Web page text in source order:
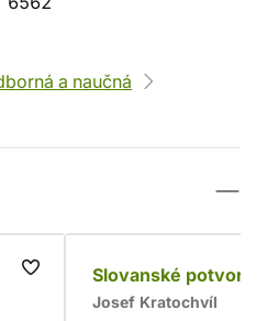
a naučná
Slovanské potvory
Josef Kratochvíl